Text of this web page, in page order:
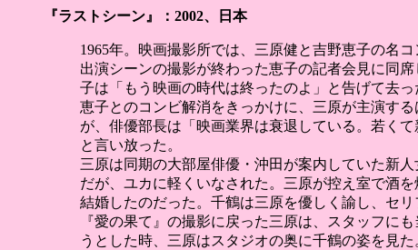
『ラストシーン』：2002、日本
1965年。映画撮影所では、三原健と吉野恵子の名
出演シーンの撮影が終わった恵子の記者会見に同
子は「もう映画の時代は終ったのよ」と告げて去っ
恵子とのコンビ解消をきっかけに、三原が主演す
が、俳優部長は「映画業界は衰退している。若く
と言い放った。
三原は同期の大部屋俳優・沖田が案内していた新
だが、ユカに軽くいなされた。三原が控え室で酒
結婚したのだった。千鶴は三原を優しく諭し、セ
『愛の果て』の撮影に戻った三原は、スタッフに
うとした時、三原はスタジオの奥に千鶴の姿を見